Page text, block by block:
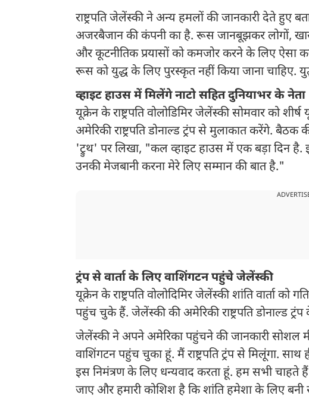
राष्ट्रपति जेलेंस्की ने अन्य हमलों की जानकारी देते
अजरबैजान की कंपनी का है. रूस जानबूझकर लोगों,
और कूटनीतिक प्रयासों को कमजोर करने के लिए ऐसा
रूस को युद्ध के लिए पुरस्कृत नहीं किया जाना चाहिए.
व्हाइट हाउस में मिलेंगे नाटो सहित दुनियाभर के नेता
यूक्रेन के राष्ट्रपति वोलोडिमिर जेलेंस्की सोमवार को
अमेरिकी राष्ट्रपति डोनाल्ड ट्रंप से मुलाकात करेंगे. बैठक
'ट्रुथ' पर लिखा, "कल व्हाइट हाउस में एक बड़ा दिन है.
उनकी मेजबानी करना मेरे लिए सम्मान की बात है."
ट्रंप से वार्ता के लिए वाशिंगटन पहुंचे जेलेंस्की
यूक्रेन के राष्ट्रपति वोलोदिमिर जेलेंस्की शांति वार्ता
पहुंच चुके हैं. जेलेंस्की की अमेरिकी राष्ट्रपति डोनाल्ड
जेलेंस्की ने अपने अमेरिका पहुंचने की जानकारी सोशल
वाशिंगटन पहुंच चुका हूं. मैं राष्ट्रपति ट्रंप से मिलूंगा.
इस निमंत्रण के लिए धन्यवाद करता हूं. हम सभी
जाए और हमारी कोशिश है कि शांति हमेशा के लिए बनी